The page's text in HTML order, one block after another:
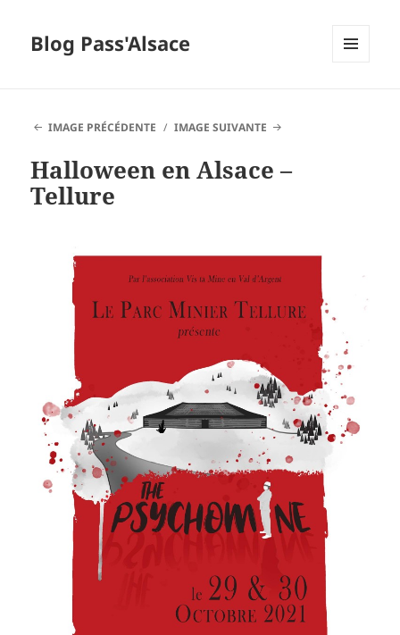
Blog Pass'Alsace
IMAGE PRÉCÉDENTE
IMAGE SUIVANTE
Halloween en Alsace –
Tellure